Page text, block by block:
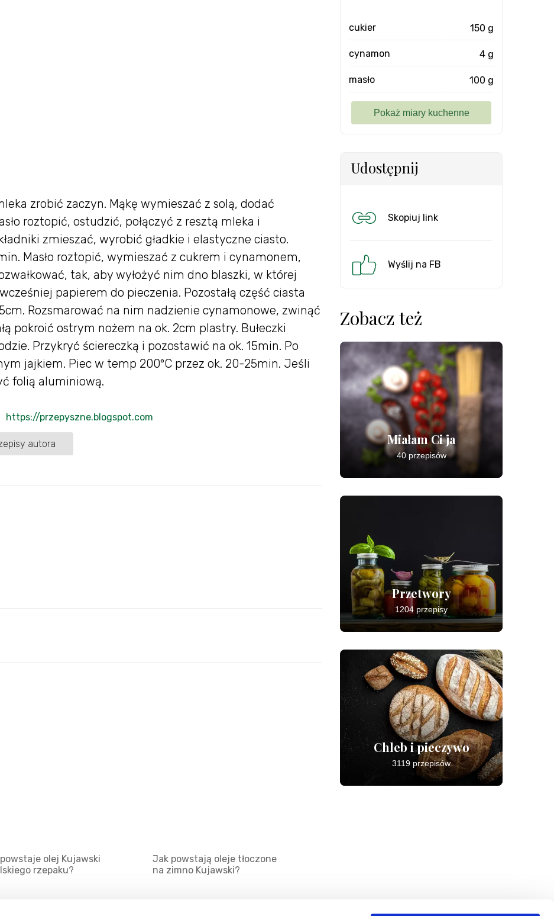
zrobić zaczyn. Mąkę wymieszać z solą, dodać
roztopić, ostudzić, połączyć z resztą mleka i
zmieszać, wyrobić gładkie i elastyczne ciasto.
Masło roztopić, wymieszać z cukrem i cynamonem,
tak, aby wyłożyć nim dno blaszki, w której
papierem do pieczenia. Pozostałą część ciasta
Rozsmarować na nim nadzienie cynamonowe, zwinąć
pokroić ostrym nożem na ok. 2cm plastry. Bułeczki
Przykryć ściereczką i pozostawić na ok. 15min. Po
jajkiem. Piec w temp 200ºC przez ok. 20-25min. Jeśli
folią aluminiową.
https://przepyszne.blogspot.com
autora
cukier 150 g
cynamon 4 g
masło 100 g
Udostępnij
Skopiuj link
Wyślij na FB
Zobacz też
Miałam Ci ja
40 przepisów
Przetwory
1204 przepisy
Chleb i pieczywo
3119 przepisów
olej Kujawski
rzepaku?
Jak powstają oleje tłoczone
na zimno Kujawski?